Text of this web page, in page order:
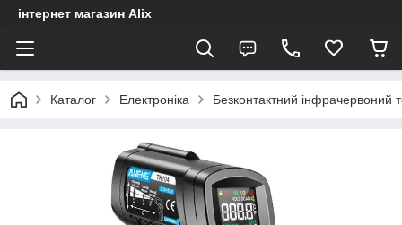
інтернет магазин Alix
Каталог Електроніка Безконтактний